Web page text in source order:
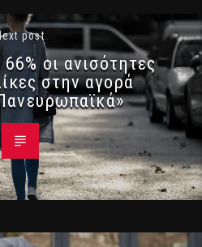
post
οι ανισότητες
στην αγορά